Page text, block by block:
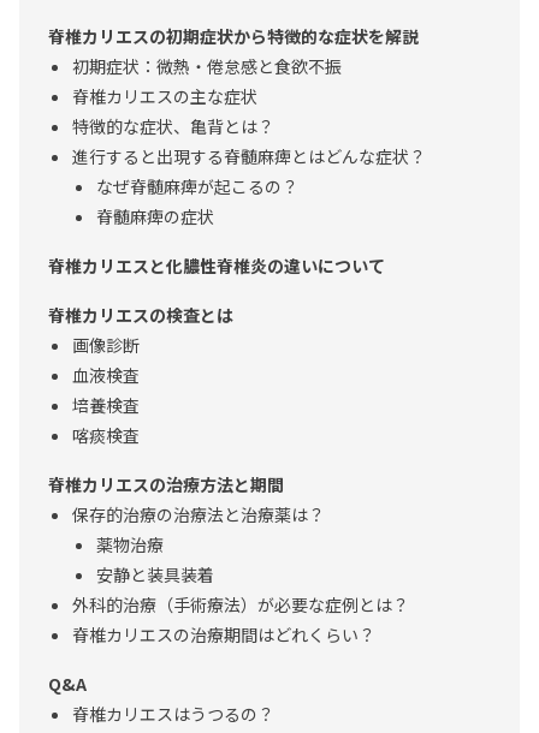
脊椎カリエスの初期症状から特徴的な症状を解説
初期症状：微熱・倦怠感と食欲不振
脊椎カリエスの主な症状
特徴的な症状、亀背とは？
進行すると出現する脊髄麻痺とはどんな症状？
なぜ脊髄麻痺が起こるの？
脊髄麻痺の症状
脊椎カリエスと化膿性脊椎炎の違いについて
脊椎カリエスの検査とは
画像診断
血液検査
培養検査
喀痰検査
脊椎カリエスの治療方法と期間
保存的治療の治療法と治療薬は？
薬物治療
安静と装具装着
外科的治療（手術療法）が必要な症例とは？
脊椎カリエスの治療期間はどれくらい？
Q&A
脊椎カリエスはうつるの？